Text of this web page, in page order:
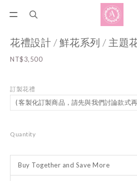
花禮設計 / 鮮花系列 / 主題
NT$3,500
訂製花禮
Quantity
Buy Together and Save More